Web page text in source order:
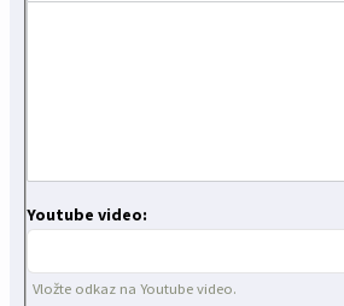
Youtube video:
Vložte odkaz na Youtube video.